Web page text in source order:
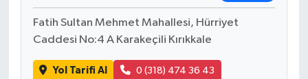
Fatih Sultan Mehmet Mahallesi, Hürriyet
Caddesi No:4 A Karakeçili Kırıkkale
Yol Tarifi Al 0 (318) 474 36 43